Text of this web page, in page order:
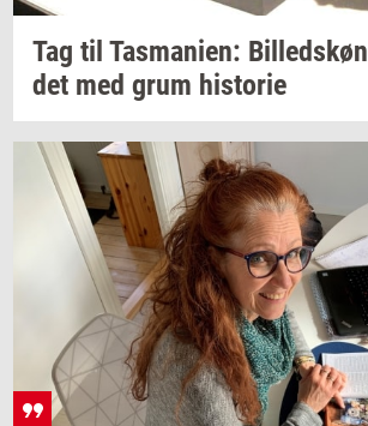
Tag til Tas­ma­ni­en: Bil­leds­køn
det med grum hi­sto­rie